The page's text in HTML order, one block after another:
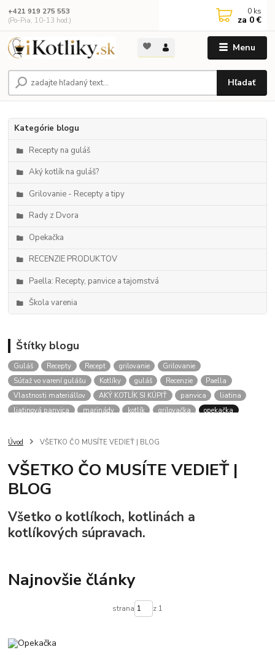
Menu
Hľadať
+421 919 275 553
(Po-Pia, 10-13 hod.)
0 ks
za 0 €
Kategórie blogu
Recepty na guláš
Aký kotlík na guláš?
Grilovanie - Recepty a tipy
Rady z Dvora
Opekačka
RECENZIE PRODUKTOV
Paella: Recepty, panvice a tajomstvá
Škola varenia
Štítky blogu
Guláš Recepty Recept grilovanie
Grilovanie
Súťaž vo varení gulášu
Kotlíky guláš Recenzie
Paella
Vlastnosti materiállov
AKÝ KOTLÍK SI KÚPIŤ panvica
liatina
liatinová panvica
marinády kotlík grilovačka
opekačka
RADY
Úvod VŠETKO ČO MUSÍTE VEDIEŤ | BLOG
VŠETKO ČO MUSÍTE VEDIEŤ |
BLOG
Všetko o kotlíkoch, kotlinách a
kotlíkových súpravach.
Najnovšie články
strana z 1